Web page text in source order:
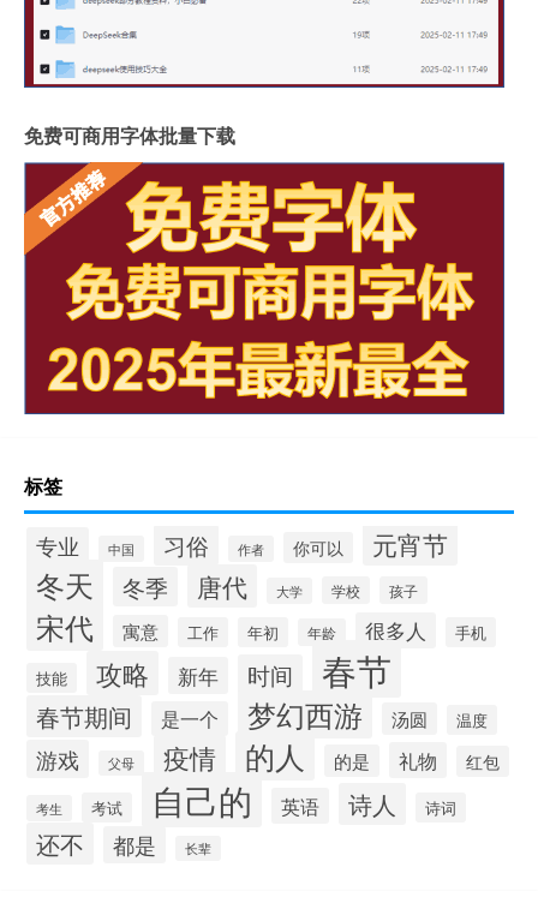
免费可商用字体批量下载
标签
专业 中国 习俗 作者 你可以 元宵节
冬天 冬季 唐代 大学 学校 孩子
宋代 寓意 工作 年初 年龄 很多人
手机
技能
攻略 新年 时间 春节
春节期间 是一个 梦幻西游 汤圆 温度
游戏 父母 疫情 的人 的是 礼物 红包
考生 考试 自己的 英语 诗人 诗词
还不 都是 长辈